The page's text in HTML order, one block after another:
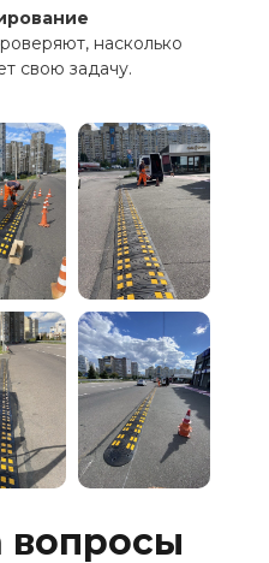
насколько
свою задачу.
вопросы